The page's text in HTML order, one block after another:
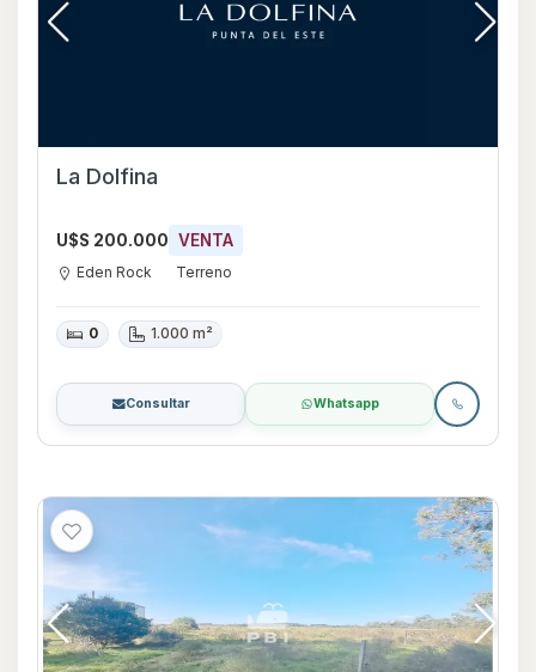
La Dolfina
U$S 200.000 VENTA
Eden Rock Terreno
0 1.000 m²
Consultar Whatsapp